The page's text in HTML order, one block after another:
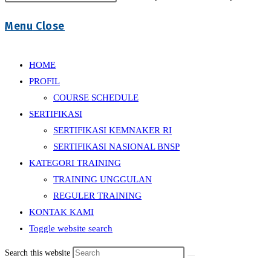
Menu Close
HOME
PROFIL
COURSE SCHEDULE
SERTIFIKASI
SERTIFIKASI KEMNAKER RI
SERTIFIKASI NASIONAL BNSP
KATEGORI TRAINING
TRAINING UNGGULAN
REGULER TRAINING
KONTAK KAMI
Toggle website search
Search this website